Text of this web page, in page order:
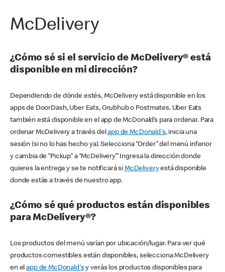
McDelivery
¿Cómo sé si el servicio de McDelivery® está
disponible en mi dirección?
Dependiendo de dónde estés, McDelivery está disponible en los
apps de DoorDash, Uber Eats, Grubhub o Postmates. Uber Eats
también está disponible en el app de McDonald’s para ordenar. Para
ordenar McDelivery a través delapp de McDonald's, inicia una
sesión (si no lo has hecho ya). Selecciona “Order” del menú inferior
y cambia de “Pickup” a “McDelivery’” Ingresa la dirección donde
quieres la entrega y se te notificará si McDeliveryestá disponible
donde estás a través de nuestro app.
¿Cómo sé qué productos están disponibles
para McDelivery®?
Los productos del menú varían por ubicación/lugar. Para ver qué
productos comestibles están disponibles, selecciona McDelivery
en elapp de McDonald'sy verás los productos disponibles para